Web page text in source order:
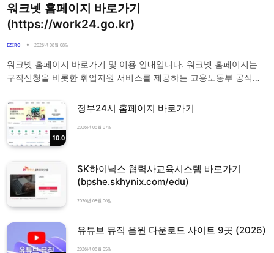
워크넷 홈페이지 바로가기
(https://work24.go.kr)
EZIRO 2026년 08월 08일
워크넷 홈페이지 바로가기 및 이용 안내입니다. 워크넷 홈페이지는
구직신청을 비롯한 취업지원 서비스를 제공하는 고용노동부 공식…
10.0
정부24시 홈페이지 바로가기
2026년 08월 07일
SK하이닉스 협력사교육시스템 바로가기
(bpshe.skhynix.com/edu)
2026년 08월 06일
유튜브 뮤직 음원 다운로드 사이트 9곳 (2026)
2026년 08월 05일